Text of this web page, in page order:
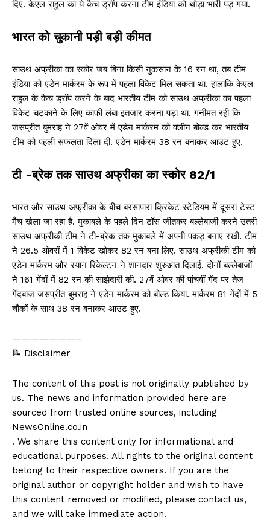
दिए. केएल राहुल का ये कैच ड्रॉप करना टीम इंडिया को थोड़ा भारी पड़ गया.
भारत को चुकानी पड़ी बड़ी कीमत
साउथ अफ्रीका का स्कोर जब बिना किसी नुकसान के 16 रन था, तब टीम
इंडिया को एडेन मार्करम के रूप में पहला विकेट मिल सकता था. हालांकि केएल
राहुल के कैच ड्रॉप करने के बाद भारतीय टीम को साउथ अफ्रीका का पहला
विकेट चटकाने के लिए काफी लंबा इंतजार करना पड़ा था. गनीमत रही कि
जसप्रीत बुमराह ने 27वें ओवर में एडेन मार्करम को क्लीन बोल्ड कर भारतीय
टीम को पहली सफलता दिला दी. एडेन मार्करम 38 रन बनाकर आउट हुए.
टी -ब्रेक तक साउथ अफ्रीका का स्कोर 82/1
भारत और साउथ अफ्रीका के बीच बरसापारा क्रिकेट स्टेडियम में दूसरा टेस्ट
मैच खेला जा रहा है. मुकाबले के पहले दिन टॉस जीतकर बल्लेबाजी करने उतरी
साउथ अफ्रीकी टीम ने टी-ब्रेक तक मुकाबले में अपनी पकड़ बनाए रखी. टीम
ने 26.5 ओवरों में 1 विकेट खोकर 82 रन बना लिए. साउथ अफ्रीकी टीम को
एडेन मार्करम और रयान रिकेल्टन ने शानदार शुरुआत दिलाई. दोनों बल्लेबाजों
ने 161 गेंदों में 82 रन की साझेदारी की. 27वें ओवर की पांचवीं गेंद पर तेज
गेंदबाज जसप्रीत बुमराह ने एडेन मार्करम को बोल्ड किया. मार्करम 81 गेंदों में 5
चौकों के साथ 38 रन बनाकर आउट हुए.
———————–
📝 Disclaimer
The content of this post is not originally published by
us. The news and information provided here are
sourced from trusted online sources, including
NewsOnline.co.in
. We share this content only for informational and
educational purposes. All rights to the original content
belong to their respective owners. If you are the
original author or copyright holder and wish to have
this content removed or modified, please contact us,
and we will take immediate action.